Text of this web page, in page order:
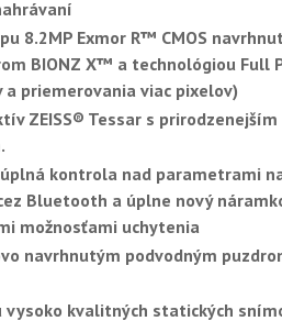
8.2MP Exmor R™ CMOS
BIONZ X™ a technológiou Full
priemerovania viac pixelov)
ZEISS® Tessar s
kontrola nad parametrami
Bluetooth a úplne nový
možnosťami uchytenia
navrhnutým podvodným
vysoko kvalitných statických